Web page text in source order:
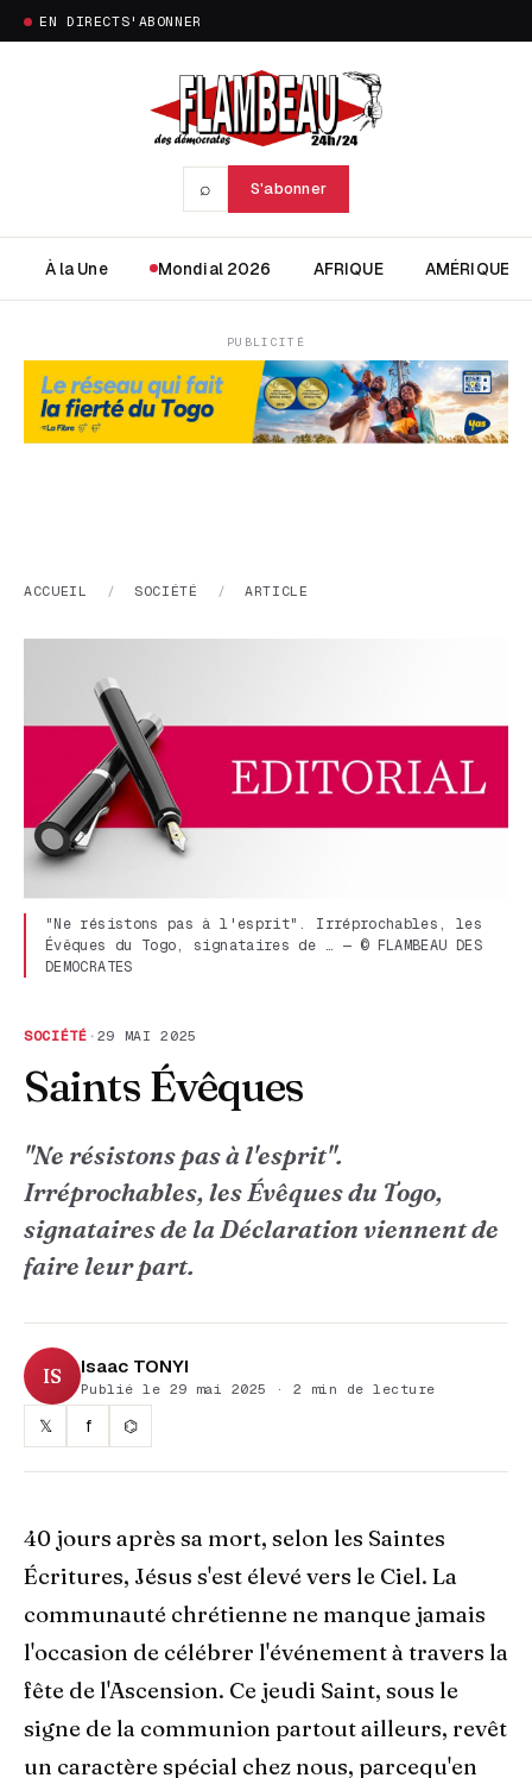
EN DIRECTS'ABONNER
⌕ S'abonner
À la Une Mondial 2026 AFRIQUE AMÉRIQUE
PUBLICITÉ
ACCUEIL / SOCIÉTÉ / ARTICLE
"Ne résistons pas à l'esprit". Irréprochables, les
Évêques du Togo, signataires de … — © FLAMBEAU DES
DEMOCRATES
SOCIÉTÉ · 29 MAI 2025
Saints Évêques
"Ne résistons pas à l'esprit".
Irréprochables, les Évêques du Togo,
signataires de la Déclaration viennent de
faire leur part.
IS Isaac TONYI
Publié le 29 mai 2025 · 2 min de lecture
𝕏 f ⌬
40 jours après sa mort, selon les Saintes
Écritures, Jésus s'est élevé vers le Ciel. La
communauté chrétienne ne manque jamais
l'occasion de célébrer l'événement à travers la
fête de l'Ascension. Ce jeudi Saint, sous le
signe de la communion partout ailleurs, revêt
un caractère spécial chez nous, parcequ'en